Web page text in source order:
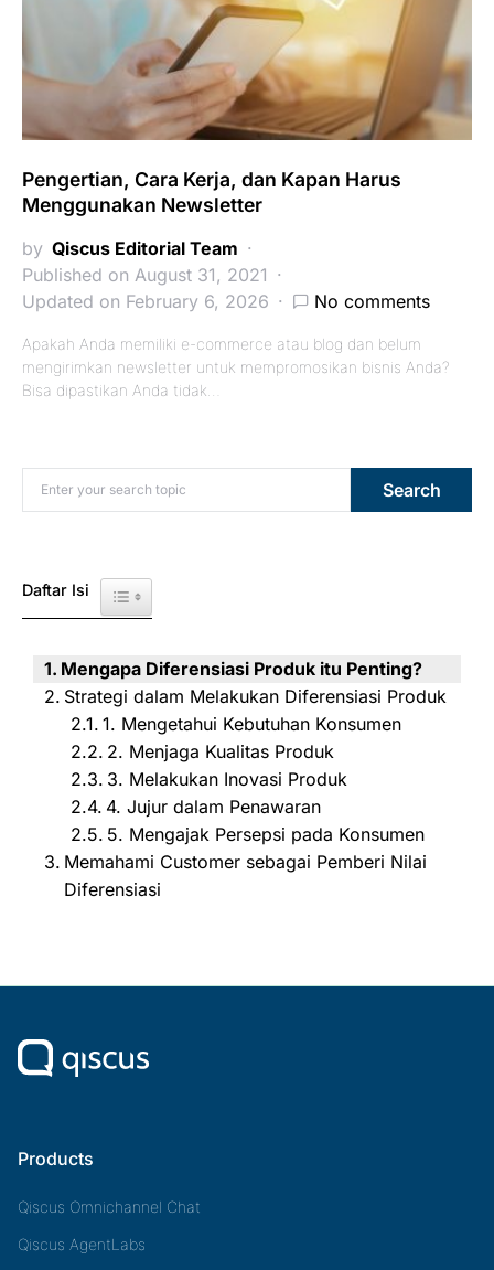
Pengertian, Cara Kerja, dan Kapan Harus
Menggunakan Newsletter
by Qiscus Editorial Team
Published on August 31, 2021
Updated on February 6, 2026
No comments
Apakah Anda memiliki e-commerce atau blog dan belum
mengirimkan newsletter untuk mempromosikan bisnis Anda?
Bisa dipastikan Anda tidak…
Search for: Search
Daftar Isi Toggle Table of Content
Mengapa Diferensiasi Produk itu Penting?
Strategi dalam Melakukan Diferensiasi Produk
1. Mengetahui Kebutuhan Konsumen
2. Menjaga Kualitas Produk
3. Melakukan Inovasi Produk
4. Jujur dalam Penawaran
5. Mengajak Persepsi pada Konsumen
Memahami Customer sebagai Pemberi Nilai
Diferensiasi
Products
Qiscus Omnichannel Chat
Qiscus AgentLabs